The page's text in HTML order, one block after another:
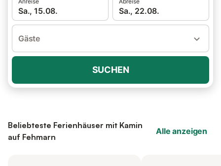
Sa., 15.08. Sa., 22.08.
Gäste
SUCHEN
Beliebteste Ferienhäuser mit Kamin
auf Fehmarn
Alle anzeigen